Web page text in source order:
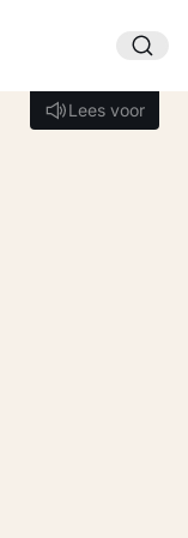
Lees voor
Lees voor